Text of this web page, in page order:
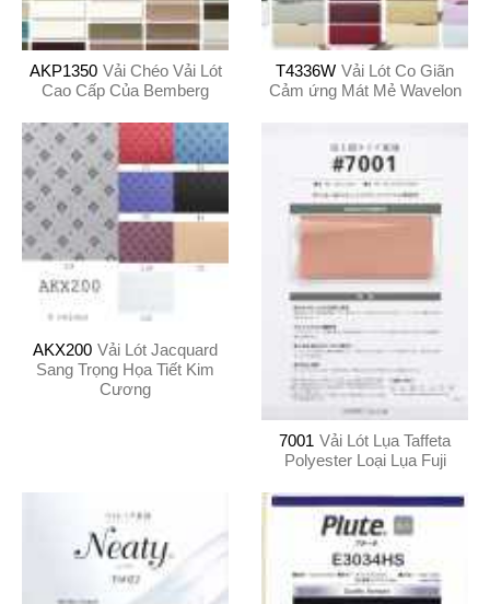
AKP1350 Vải Chéo Vải Lót
Cao Cấp Của Bemberg
T4336W Vải Lót Co Giãn
Cảm ứng Mát Mẻ Wavelon
AKX200 Vải Lót Jacquard
Sang Trọng Họa Tiết Kim
Cương
7001 Vải Lót Lụa Taffeta
Polyester Loại Lụa Fuji